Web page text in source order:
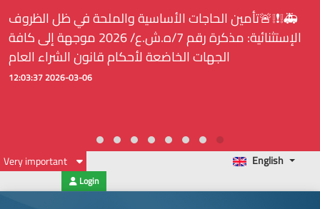
⚠️... ويكون النشر إلزامياً على المنصة الإلكترونيّة المركزيّة
لدى هيئة الشراء العام... الخ. (المادة 109 : الشفافية)
2026-02-24 13:48:11
Very important English
Login